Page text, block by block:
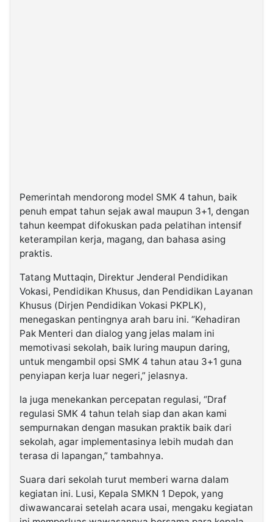
Pemerintah mendorong model SMK 4 tahun, baik
penuh empat tahun sejak awal maupun 3+1, dengan
tahun keempat difokuskan pada pelatihan intensif
keterampilan kerja, magang, dan bahasa asing
praktis.
Tatang Muttaqin, Direktur Jenderal Pendidikan
Vokasi, Pendidikan Khusus, dan Pendidikan Layanan
Khusus (Dirjen Pendidikan Vokasi PKPLK),
menegaskan pentingnya arah baru ini. “Kehadiran
Pak Menteri dan dialog yang jelas malam ini
memotivasi sekolah, baik luring maupun daring,
untuk mengambil opsi SMK 4 tahun atau 3+1 guna
penyiapan kerja luar negeri,” jelasnya.
Ia juga menekankan percepatan regulasi, “Draf
regulasi SMK 4 tahun telah siap dan akan kami
sempurnakan dengan masukan praktik baik dari
sekolah, agar implementasinya lebih mudah dan
terasa di lapangan,” tambahnya.
Suara dari sekolah turut memberi warna dalam
kegiatan ini. Lusi, Kepala SMKN 1 Depok, yang
diwawancarai setelah acara usai, mengaku kegiatan